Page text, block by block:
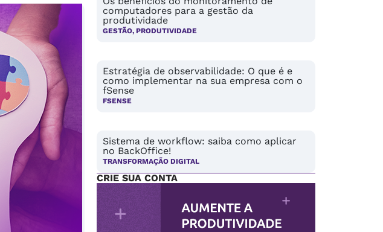
computadores para a gestão da
produtividade
GESTÃO, PRODUTIVIDADE
Estratégia de observabilidade: O que é e
como implementar na sua empresa com o
fSense
FSENSE
Sistema de workflow: saiba como aplicar
no BackOffice!
TRANSFORMAÇÃO DIGITAL
CRIE SUA CONTA